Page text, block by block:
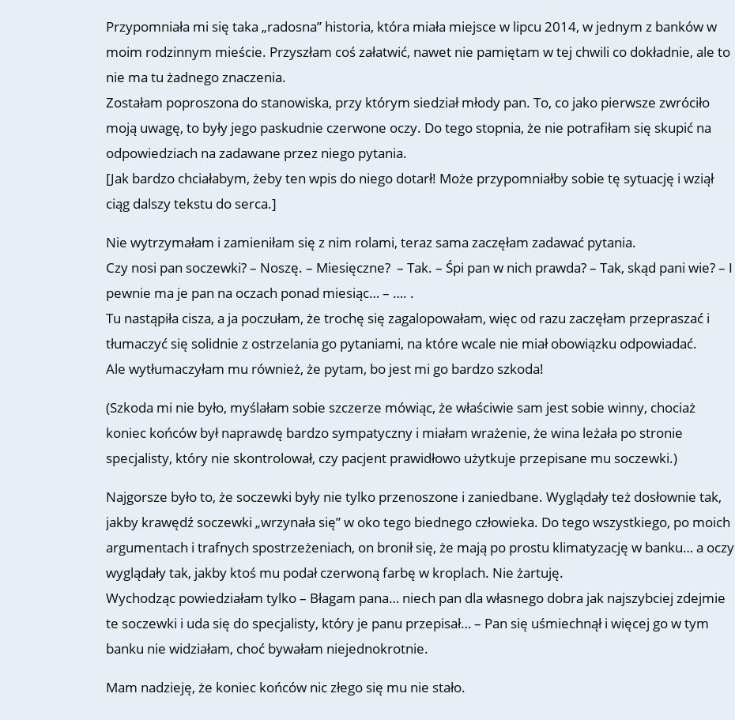
Przypomniała mi się taka „radosna” historia, która miała miejsce w lipcu 2014, w jednym z banków w
moim rodzinnym mieście. Przyszłam coś załatwić, nawet nie pamiętam w tej chwili co dokładnie, ale to
nie ma tu żadnego znaczenia.
Zostałam poproszona do stanowiska, przy którym siedział młody pan. To, co jako pierwsze zwróciło
moją uwagę, to były jego paskudnie czerwone oczy. Do tego stopnia, że nie potrafiłam się skupić na
odpowiedziach na zadawane przez niego pytania.
[Jak bardzo chciałabym, żeby ten wpis do niego dotarł! Może przypomniałby sobie tę sytuację i wziął
ciąg dalszy tekstu do serca.]
Nie wytrzymałam i zamieniłam się z nim rolami, teraz sama zaczęłam zadawać pytania.
Czy nosi pan soczewki? – Noszę. – Miesięczne? – Tak. – Śpi pan w nich prawda? – Tak, skąd pani wie? – I
pewnie ma je pan na oczach ponad miesiąc… – …. .
Tu nastąpiła cisza, a ja poczułam, że trochę się zagalopowałam, więc od razu zaczęłam przepraszać i
tłumaczyć się solidnie z ostrzelania go pytaniami, na które wcale nie miał obowiązku odpowiadać.
Ale wytłumaczyłam mu również, że pytam, bo jest mi go bardzo szkoda!
(Szkoda mi nie było, myślałam sobie szczerze mówiąc, że właściwie sam jest sobie winny, chociaż
koniec końców był naprawdę bardzo sympatyczny i miałam wrażenie, że wina leżała po stronie
specjalisty, który nie skontrolował, czy pacjent prawidłowo użytkuje przepisane mu soczewki.)
Najgorsze było to, że soczewki były nie tylko przenoszone i zaniedbane. Wyglądały też dosłownie tak,
jakby krawędź soczewki „wrzynała się” w oko tego biednego człowieka. Do tego wszystkiego, po moich
argumentach i trafnych spostrzeżeniach, on bronił się, że mają po prostu klimatyzację w banku… a oczy
wyglądały tak, jakby ktoś mu podał czerwoną farbę w kroplach. Nie żartuję.
Wychodząc powiedziałam tylko – Błagam pana… niech pan dla własnego dobra jak najszybciej zdejmie
te soczewki i uda się do specjalisty, który je panu przepisał… – Pan się uśmiechnął i więcej go w tym
banku nie widziałam, choć bywałam niejednokrotnie.
Mam nadzieję, że koniec końców nic złego się mu nie stało.